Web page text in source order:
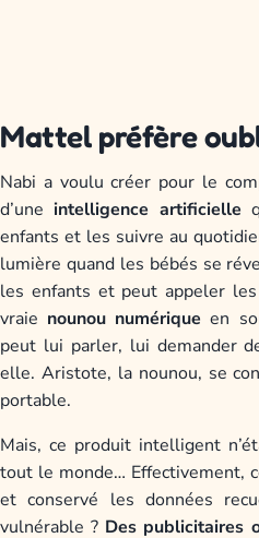
Mattel préfère
Nabi a voulu créer pour le
d’une intelligence artificielle
enfants et les suivre au
lumière quand les bébés se
les enfants et peut appeler
vraie nounou numérique en
peut lui parler, lui demander
elle. Aristote, la nounou, se
portable.
Mais, ce produit intelligent
tout le monde… Effectivement,
et conservé les données
vulnérable ? Des publicitaires